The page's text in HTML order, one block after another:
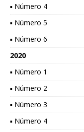
▪ Número 4
▪ Número 5
▪ Número 6
2020
▪ Número 1
▪ Número 2
▪ Número 3
▪ Número 4